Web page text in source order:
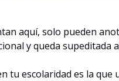
aquí, solo pueden
y queda
escolaridad es la que